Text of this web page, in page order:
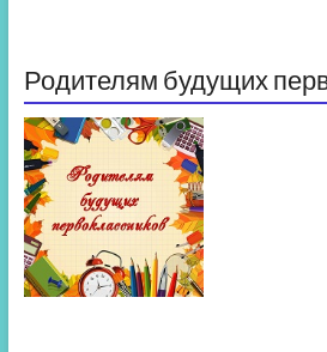
Родителям будущих